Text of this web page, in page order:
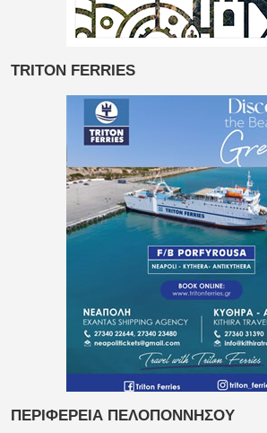
TRITON FERRIES
ΠΕΡΙΦΕΡΕΙΑ ΠΕΛΟΠΟΝΝΗΣΟΥ